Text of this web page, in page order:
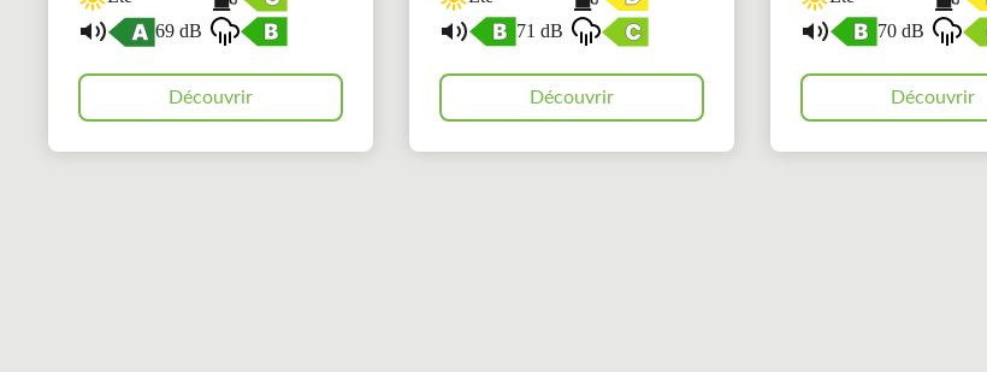
69 dB
Découvrir
71 dB
Découvrir
70 dB
Découvrir